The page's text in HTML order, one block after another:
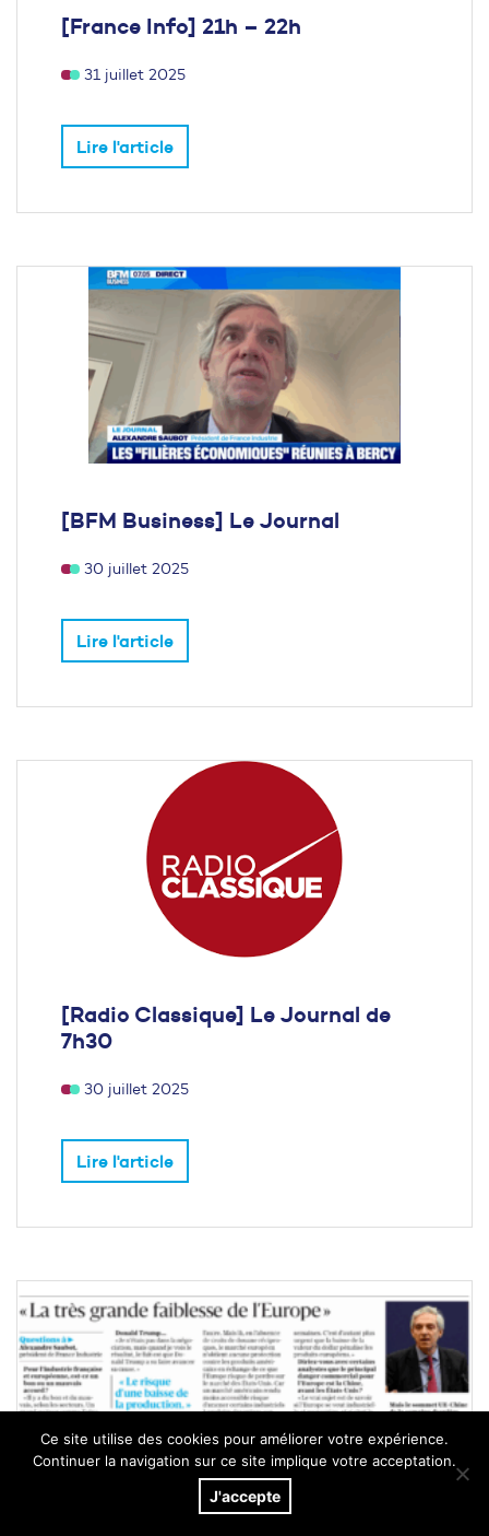
[France Info] 21h – 22h
31 juillet 2025
Lire l'article
[BFM Business] Le Journal
30 juillet 2025
Lire l'article
[Radio Classique] Le Journal de
7h30
30 juillet 2025
Lire l'article
Ce site utilise des cookies pour améliorer votre expérience.
Continuer la navigation sur ce site implique votre acceptation.
J'accepte